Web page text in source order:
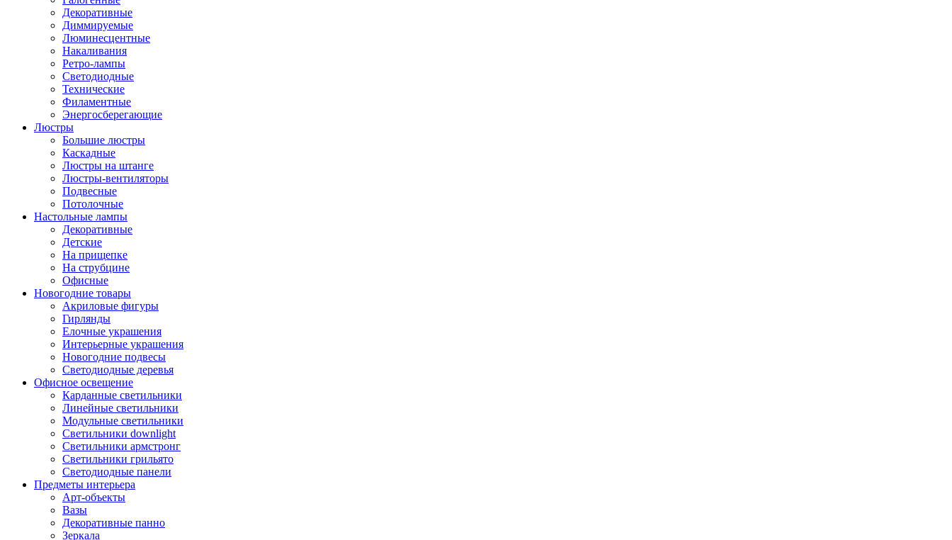
Декоративные
Диммируемые
Люминесцентные
Накаливания
Ретро-лампы
Светодиодные
Технические
Филаментные
Энергосберегающие
Люстры
Большие люстры
Каскадные
Люстры на штанге
Люстры-вентиляторы
Подвесные
Потолочные
Настольные лампы
Декоративные
Детские
На прищепке
На струбцине
Офисные
Новогодние товары
Акриловые фигуры
Гирлянды
Елочные украшения
Интерьерные украшения
Новогодние подвесы
Светодиодные деревья
Офисное освещение
Карданные светильники
Линейные светильники
Модульные светильники
Светильники downlight
Светильники армстронг
Светильники грильято
Светодиодные панели
Предметы интерьера
Арт-объекты
Вазы
Декоративные панно
Зеркала